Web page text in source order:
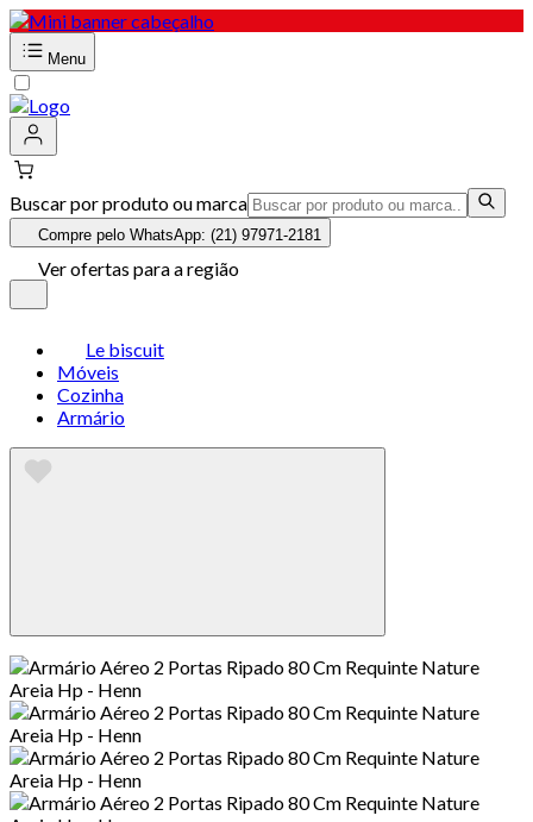
Menu
Buscar por produto ou marca
Compre pelo WhatsApp: (21) 97971-2181
Ver ofertas para a região
Le biscuit
Móveis
Cozinha
Armário